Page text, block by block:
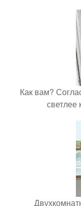
Как вам?
светлее